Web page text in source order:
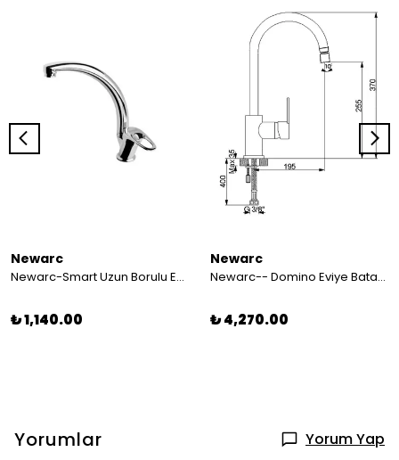
Newarc
Newarc-Smart Uzun Borulu Eviye Bataryası 142731U
₺ 1,140.00
Newarc
Newarc-- Domino Eviye Bataryası Altın - 971538 321105
₺ 4,270.00
Yorumlar Yorum Yap